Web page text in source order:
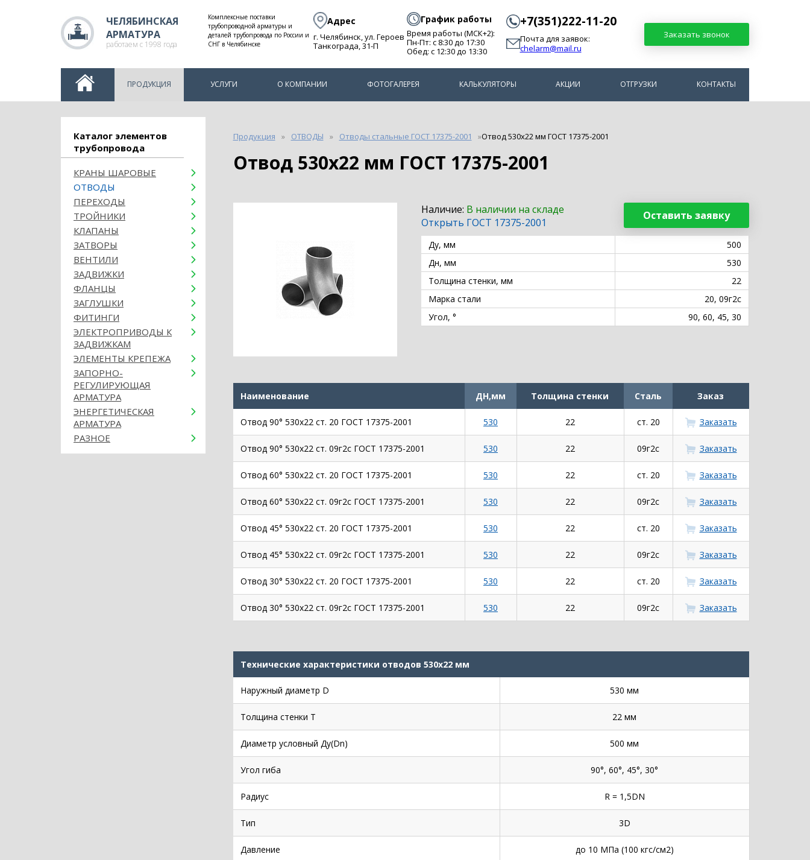
ЧЕЛЯБИНСКАЯ
АРМАТУРА
работаем с 1998 года
Комплексные поставки
трубопроводной арматуры и
деталей трубопровода по России и
СНГ в Челябинске
Адрес
г. Челябинск, ул. Героев
Танкограда, 31-П
График работы
Время работы (МСК+2):
Пн-Пт: с 8:30 до 17:30
Обед: с 12:30 до 13:30
+7(351)222-11-20
Почта для заявок:
chelarm@mail.ru
Заказать звонок
ПРОДУКЦИЯ УСЛУГИ О КОМПАНИИ ФОТОГАЛЕРЕЯ КАЛЬКУЛЯТОРЫ АКЦИИ ОТГРУЗКИ КОНТАКТЫ
Каталог элементов
трубопровода
КРАНЫ ШАРОВЫЕ
ОТВОДЫ
ПЕРЕХОДЫ
ТРОЙНИКИ
КЛАПАНЫ
ЗАТВОРЫ
ВЕНТИЛИ
ЗАДВИЖКИ
ФЛАНЦЫ
ЗАГЛУШКИ
ФИТИНГИ
ЭЛЕКТРОПРИВОДЫ К
ЗАДВИЖКАМ
ЭЛЕМЕНТЫ КРЕПЕЖА
ЗАПОРНО-
РЕГУЛИРУЮЩАЯ
АРМАТУРА
ЭНЕРГЕТИЧЕСКАЯ
АРМАТУРА
РАЗНОЕ
Продукция ОТВОДЫ Отводы стальные ГОСТ 17375-2001 Отвод 530х22 мм ГОСТ 17375-2001
Отвод 530х22 мм ГОСТ 17375-2001
Наличие: В наличии на складе
Открыть ГОСТ 17375-2001
Оставить заявку
Ду, мм
500
Дн, мм
530
Толщина стенки, мм
22
Марка стали
20, 09г2с
Угол, °
90, 60, 45, 30
Наименование ДН,мм Толщина стенки Сталь Заказ
Отвод 90° 530х22 ст. 20 ГОСТ 17375-2001 530 22 ст. 20 Заказать
Отвод 90° 530х22 ст. 09г2с ГОСТ 17375-2001 530 22 09г2с Заказать
Отвод 60° 530х22 ст. 20 ГОСТ 17375-2001 530 22 ст. 20 Заказать
Отвод 60° 530х22 ст. 09г2с ГОСТ 17375-2001 530 22 09г2с Заказать
Отвод 45° 530х22 ст. 20 ГОСТ 17375-2001 530 22 ст. 20 Заказать
Отвод 45° 530х22 ст. 09г2с ГОСТ 17375-2001 530 22 09г2с Заказать
Отвод 30° 530х22 ст. 20 ГОСТ 17375-2001 530 22 ст. 20 Заказать
Отвод 30° 530х22 ст. 09г2с ГОСТ 17375-2001 530 22 09г2с Заказать
Технические характеристики отводов 530х22 мм
Наружный диаметр D 530 мм
Толщина стенки Т 22 мм
Диаметр условный Ду(Dn) 500 мм
Угол гиба 90°, 60°, 45°, 30°
Радиус R = 1,5DN
Тип 3D
Давление до 10 МПа (100 кгс/см2)